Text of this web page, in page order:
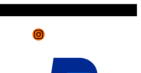
Instagram